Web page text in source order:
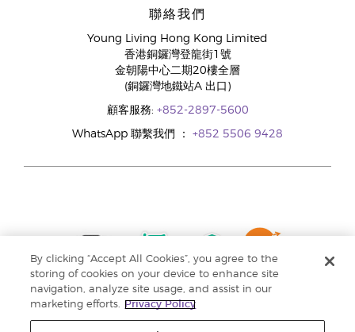
聯絡我們
Young Living Hong Kong Limited
香港銅鑼灣登龍街1號
金朝陽中心二期20樓全層
(銅鑼灣地鐵站A 出口)
顧客服務: +852-2897-5600
WhatsApp 聯繫我們 ： +852 5506 9428
By clicking “Accept All Cookies”, you agree to the
storing of cookies on your device to enhance site
navigation, analyze site usage, and assist in our
marketing efforts.
Privacy Policy